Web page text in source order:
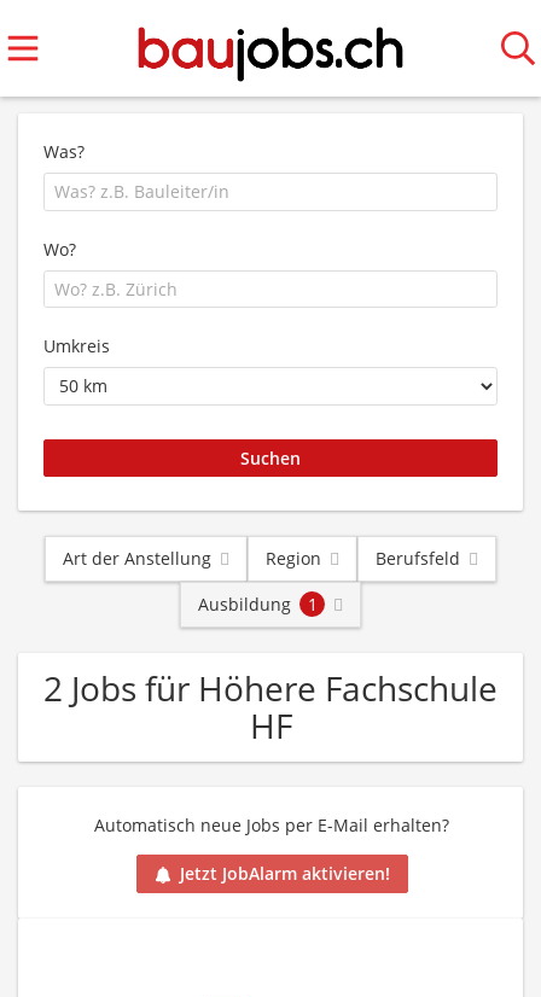
Was?
Wo?
Umkreis
Art der Anstellung Region
Berufsfeld
Ausbildung
1
2 Jobs für Höhere Fachschule
HF
Automatisch neue Jobs per E-Mail erhalten?
Jetzt JobAlarm aktivieren!